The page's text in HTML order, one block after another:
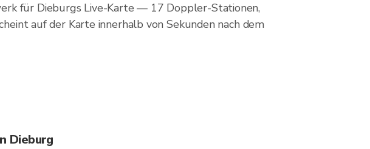
für Dieburgs Live-Karte — 17 Doppler-Stationen,
auf der Karte innerhalb von Sekunden nach dem
Dieburg